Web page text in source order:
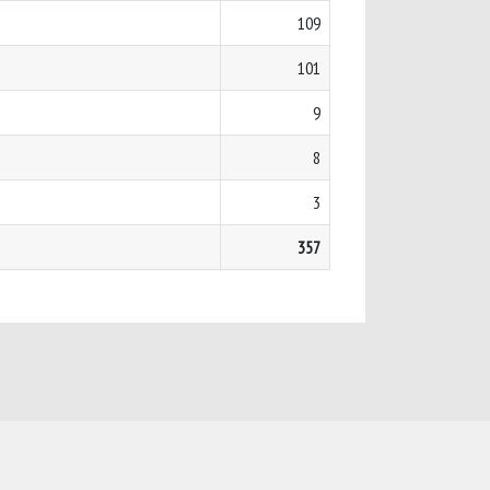
109
101
9
8
3
357